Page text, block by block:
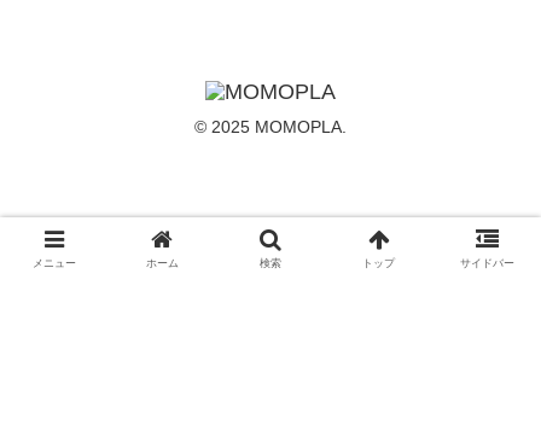
© 2025 MOMOPLA.
メニュー ホーム 検索 トップ サイドバー